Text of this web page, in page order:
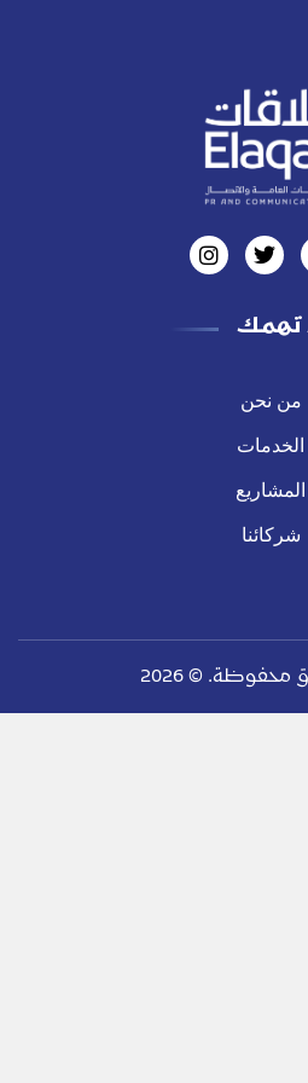
تهمك
من نحن
الخدمات
المشاريع
شركائنا
محفوظة. © 2026